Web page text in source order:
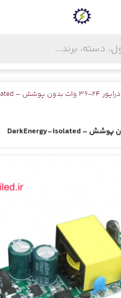
درایور 24-36 وات بدون پوشش – DarkEnergy-isolated